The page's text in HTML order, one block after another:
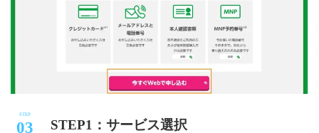
STEP1：サービス選択